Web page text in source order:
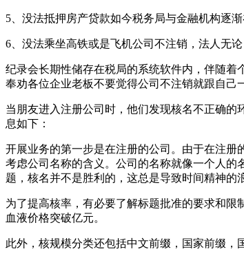
5、没法抵押房产贷款如今税务局与金融机构逐
6、没法乘坐高铁或是飞机公司不注销，法人无
纪录会长期性储存在税局的系统软件内，伴随
奉劝各位企业老板不要觉得公司不注销就跟自己
当朋友进入注册公司时，他们发现核名不正确
息如下：
开展业务的第一步是在注册的公司。由于在注
考虑公司名称的含义。公司的名称就像一个人的
题，核名并不是胜利的，这总是导致时间精神
为了提高核率，有必要了解标题批准的要求和
血液价格突破亿元。
此外，核规模分类还包括中文前缀，国家前缀，